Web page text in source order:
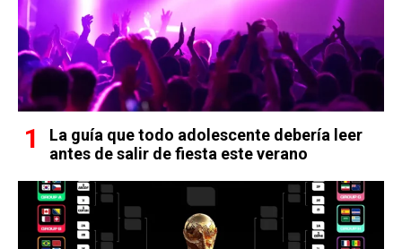
La guía que todo adolescente debería leer
antes de salir de fiesta este verano